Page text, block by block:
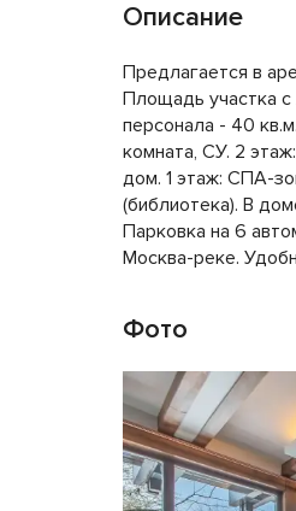
Описание
Предлагается в
Площадь участка
персонала - 40
комната, СУ. 2
дом. 1 этаж: СПА-
(библиотека). В
Парковка на 6
Москва-реке.
Фото